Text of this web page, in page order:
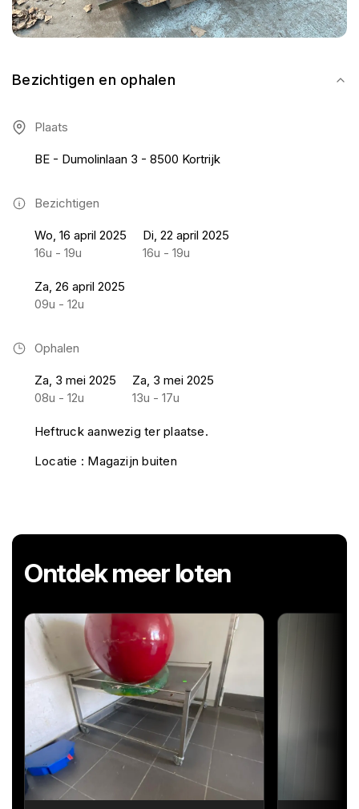
Bezichtigen en ophalen
Plaats
BE - Dumolinlaan 3 - 8500 Kortrijk
Bezichtigen
Wo, 16 april 2025
16u - 19u
Di, 22 april 2025
16u - 19u
Za, 26 april 2025
09u - 12u
Ophalen
Za, 3 mei 2025
08u - 12u
Za, 3 mei 2025
13u - 17u
Heftruck aanwezig ter plaatse.
Locatie : Magazijn buiten
Ontdek meer loten